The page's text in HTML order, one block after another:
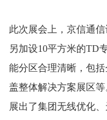
此次展会上，京信通信
另加设10平方米的TD
能分区合理清晰，包
盖整体解决方案展区
展出了集团无线优化